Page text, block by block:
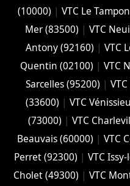
(10000) | VTC Le
Mer (83500) |VTC
Antony (92160) |VTC
Quentin (02100) |VTC
Sarcelles (95200) |
(33600) | VTC
(‎73000) |VTC
Beauvais (60000) |VTC
Perret (92300) |VTC
Cholet (‎49300) | VTC